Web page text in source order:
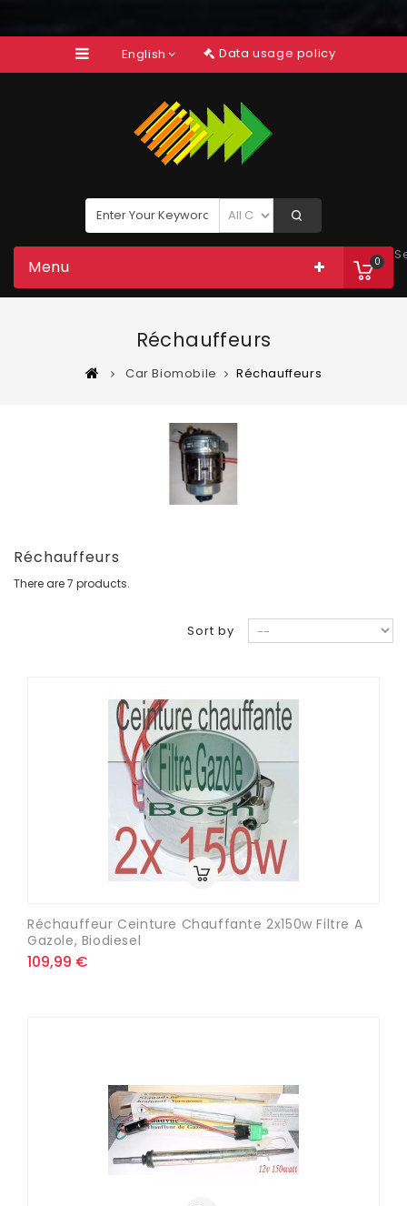
English Data usage policy
0
Menu
Réchauffeurs
Car Biomobile Réchauffeurs
Réchauffeurs
There are 7 products.
Sort by
Réchauffeur Ceinture Chauffante 2x150w Filtre A
Gazole, Biodiesel
109,99 €